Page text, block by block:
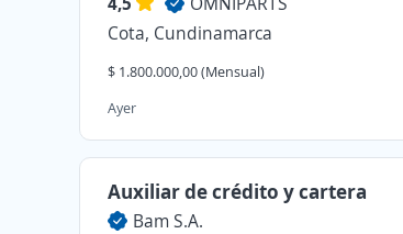
Cota, Cundinamarca
$ 1.800.000,00 (Mensual)
Ayer
Auxiliar de crédito y cartera
Bam S.A.